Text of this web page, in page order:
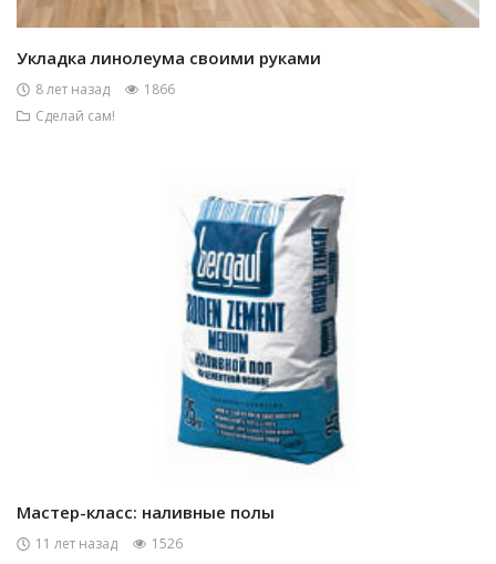
Укладка линолеума своими руками
8 лет назад
1866
Сделай сам!
Мастер-класс: наливные полы
11 лет назад
1526